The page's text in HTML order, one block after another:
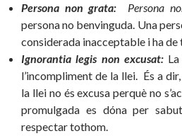
Persona non grata: Persona
persona no benvinguda. Una
considerada inacceptable i ha de
Ignorantia legis non excusat:La
l’incompliment de la llei. És a
la llei no és excusa perquè no
promulgada es dóna per
respectar tothom.